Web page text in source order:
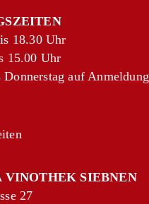
18.30 Uhr
15.00 Uhr
auf Anmeldung
VINOTHEK SIEBNEN
27